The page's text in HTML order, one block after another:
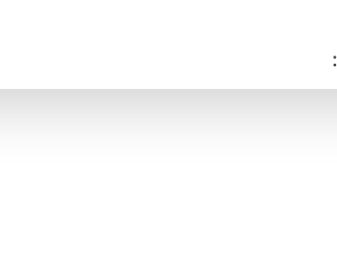
典藏庫